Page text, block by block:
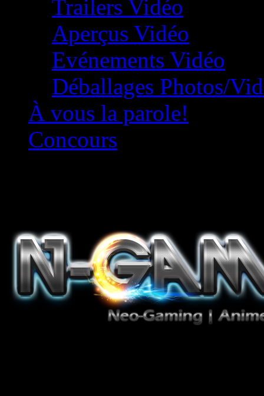
Trailers Vidéo
Aperçus Vidéo
Evénements Vidéo
Déballages Photos/
À vous la parole!
Concours